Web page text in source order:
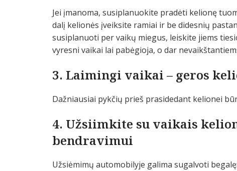
Jei įmanoma, susiplanuokite pradėti kelionę
dalį kelionės įveiksite ramiai ir be didesnių
susiplanuoti per vaikų miegus, leiskite jiems
vyresni vaikai lai pabėgioja, o dar
3. Laimingi vaikai – geros
Dažniausiai pykčių prieš prasidedant kelionei
4. Užsiimkite su vaikais
bendravimui
Užsiėmimų automobilyje galima sugalvoti